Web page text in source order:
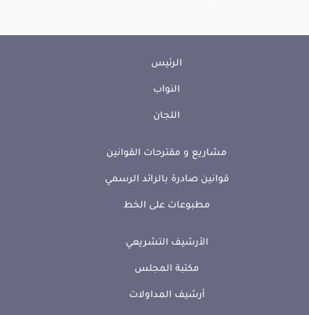
الرئيس
النواب
اللجان
مشاريع و مقترحات القوانين
قوانين صادرة بالرائد الرسمي
مطبوعات على الخط
الأرشيف التشريعي
مكتبة المجلس
أرشيف المداولات